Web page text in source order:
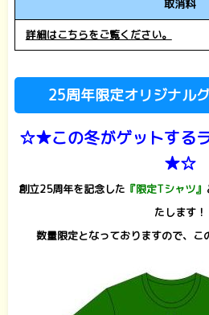
取消料
詳細はこちらをご覧ください。
25周年限定オリジナル
☆★この冬がゲットする
★☆
創立25周年を記念した 『限定Tシャツ』
たします！
数量限定となっておりますので、こ